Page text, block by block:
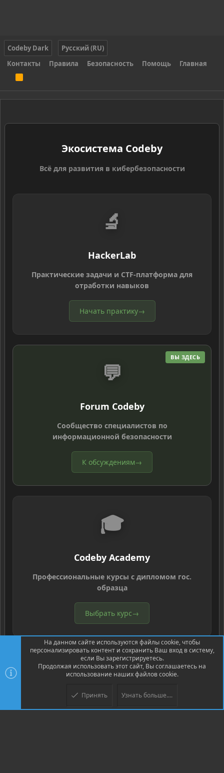
Codeby Dark
Русский (RU)
Контакты
Правила Безопасность Помощь Главная
S
Экосистема Codeby
Всё для развития в кибербезопасности
🔬
HackerLab
Практические задачи и CTF-платформа для
отработки навыков
Начать практику→
ВЫ ЗДЕСЬ
💬
Forum Codeby
Сообщество специалистов по
информационной безопасности
К обсуждениям→
🎓
Codeby Academy
Профессиональные курсы с дипломом гос.
образца
Выбрать курс→
Community platform by XenForo ® © 2010-2026 XenForo Ltd.
© Jason Axelrod of 8WAYRUN
На данном сайте используются файлы cookie, чтобы
персонализировать контент и сохранить Ваш вход в систему,
если Вы зарегистрируетесь.
Продолжая использовать этот сайт, Вы соглашаетесь на
использование наших файлов cookie.
Принять Узнать больше....